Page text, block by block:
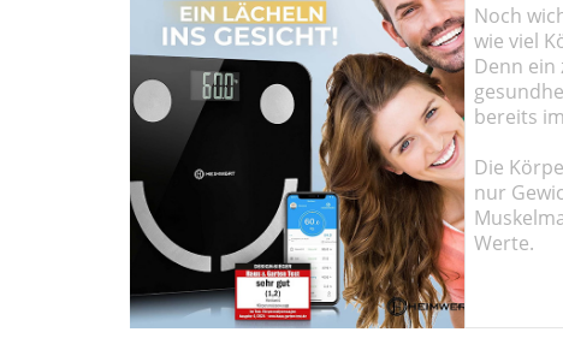
Noch
wie viel
Denn ein
bereits
Die
nur
Werte.